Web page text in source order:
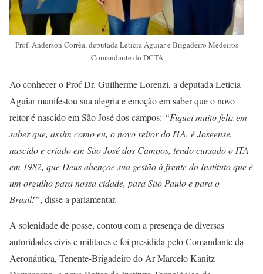
Prof. Anderson Corrêa, deputada Leticia Aguiar e Brigadeiro Medeiros
Comandante do DCTA
Ao conhecer o Prof Dr. Guilherme Lorenzi, a deputada Leticia
Aguiar manifestou sua alegria e emoção em saber que o novo
reitor é nascido em São José dos campos: “Fiquei muito feliz em
saber que, assim como eu, o novo reitor do ITA, é Joseense,
nascido e criado em São José dos Campos, tendo cursado o ITA
em 1982, que Deus abençoe sua gestão à frente do Instituto que é
um orgulho para nossa cidade, para São Paulo e para o
Brasil!”, disse a parlamentar.
A solenidade de posse, contou com a presença de diversas
autoridades civis e militares e foi presidida pelo Comandante da
Aeronáutica, Tenente-Brigadeiro do Ar Marcelo Kanitz